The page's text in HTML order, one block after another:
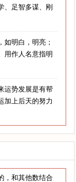
、足智多谋、刚
如明白，明亮；
用作人名意指明
运势发展是有帮
加上后天的努力
，和其他数结合